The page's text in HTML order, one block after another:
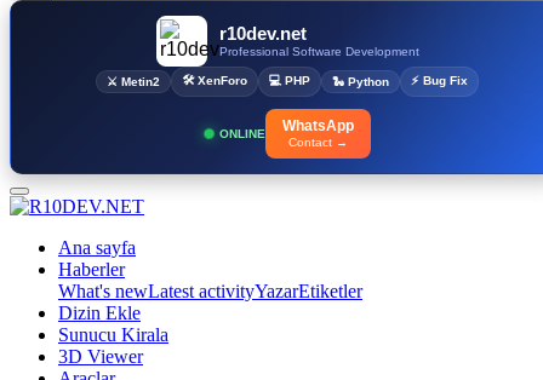
r10dev.net
Professional Software Development
⚔ Metin2 🛠 XenForo 💻 PHP 🐍 Python ⚡ Bug Fix
ONLINE WhatsApp
Contact →
Ana sayfa
Haberler
What's newLatest activityYazarEtiketler
Dizin Ekle
Sunucu Kirala
3D Viewer